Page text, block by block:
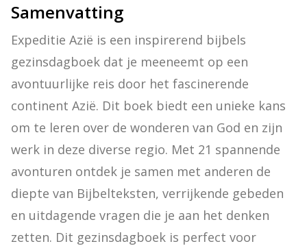
Samenvatting
Expeditie Azië is een inspirerend bijbels
gezinsdagboek dat je meeneemt op een
avontuurlijke reis door het fascinerende
continent Azië. Dit boek biedt een unieke kans
om te leren over de wonderen van God en zijn
werk in deze diverse regio. Met 21 spannende
avonturen ontdek je samen met anderen de
diepte van Bijbelteksten, verrijkende gebeden
en uitdagende vragen die je aan het denken
zetten. Dit gezinsdagboek is perfect voor